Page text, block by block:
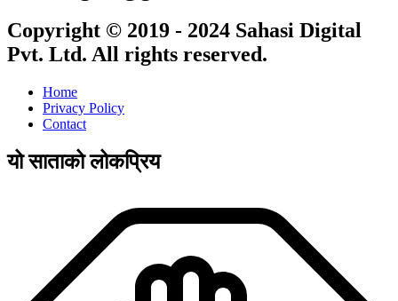
Copyright © 2019 - 2024 Sahasi Digital
Pvt. Ltd. All rights reserved.
Home
Privacy Policy
Contact
यो साताको लोकप्रिय